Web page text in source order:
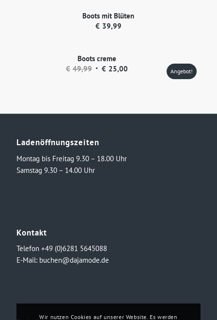
Boots mit Blüten
€ 39,99
Boots creme
€ 49,99 Ursprünglicher
€ 25,00 Angebot!
Ladenöffnungszeiten
Montag bis Freitag 9.30 – 18.00 Uhr
Samstag 9.30 – 14.00 Uhr
Kontakt
Telefon +49 (0)6281 5645088
E-Mail: buchen@dajamode.de
Wir nutzen Cookies auf unserer Website. Es werden